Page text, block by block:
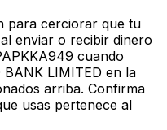
para cerciorar que tu
enviar o recibir dinero
cuando
LIMITED en la
arriba. Confirma
usas pertenece al